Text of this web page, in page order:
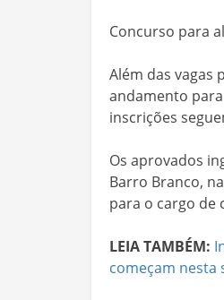
Concurso para
Além das vagas
andamento
inscrições
Os aprovados
Barro Branco,
para o cargo de
LEIA TAMBÉM:
começam nesta